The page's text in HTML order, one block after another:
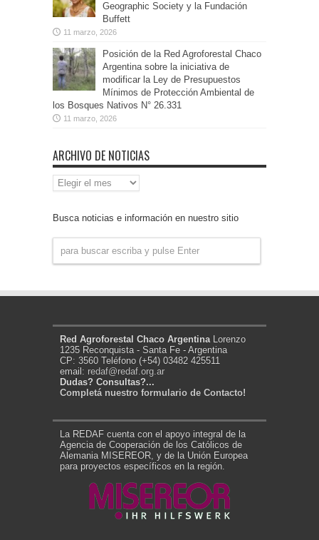
Geographic Society y la Fundación
Buffett
11 marzo, 2026
Posición de la Red Agroforestal Chaco
Argentina sobre la iniciativa de
modificar la Ley de Presupuestos
Mínimos de Protección Ambiental de
los Bosques Nativos N° 26.331
11 marzo, 2026
ARCHIVO DE NOTICIAS
Archivo
de
Busca noticias e información en nuestro sitio
Red Agroforestal Chaco ArgentinaLorenzo
1235 Reconquista - Santa Fe - Argentina
CP: 3560 Teléfono (+54) 03482 425511
email: redaf@redaf.org.ar
Dudas? Consultas?...
Completá nuestro formulario de Contacto!
La REDAF cuenta con el apoyo integral de la
Agencia de Cooperación de los Católicos de
Alemania MISEREOR, y de la Unión Europea
para proyectos específicos en la región.